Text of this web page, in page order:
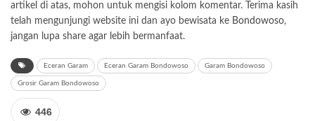
artikel di atas, mohon untuk mengisi kolom komentar. Terima kasih
telah mengunjungi website ini dan ayo bewisata ke Bondowoso,
jangan lupa share agar lebih bermanfaat.
Eceran Garam Eceran Garam Bondowoso Garam Bondowoso
Grosir Garam Bondowoso
446